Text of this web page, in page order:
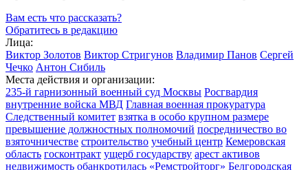
Вам есть что рассказать?
Обратитесь в редакцию
Лица:
Виктор Золотов Виктор Стригунов Владимир Панов Сергей
Чечко Антон Сибиль
Места действия и организации:
235-й гарнизонный военный суд Москвы Росгвардия
внутренние войска МВД Главная военная прокуратура
Следственный комитет взятка в особо крупном размере
превышение должностных полномочий посредничество во
взяточничестве строительство учебный центр Кемеровская
область госконтракт ущерб государству арест активов
недвижимость обанкротилась «Ремстройторг» Белгородская